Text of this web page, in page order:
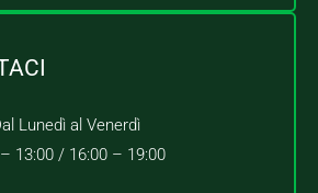
Lunedì al Venerdì
13:00 / 16:00 – 19:00